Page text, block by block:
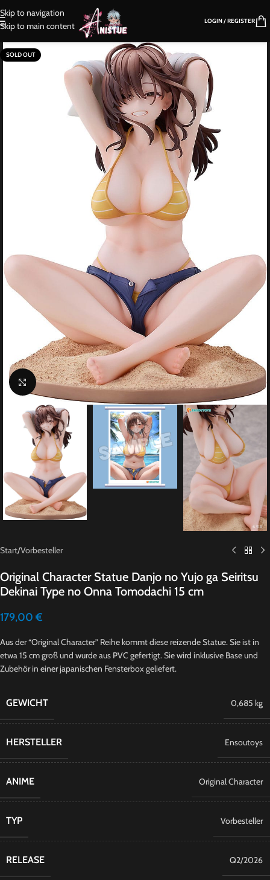
Skip to navigation
Skip to main content
LOGIN / REGISTER
SOLD OUT
Click to enlarge
Start/Vorbesteller
Original Character Statue Danjo no Yujo ga Seiritsu
Dekinai Type no Onna Tomodachi 15 cm
179,00 €
Aus der “Original Character” Reihe kommt diese reizende Statue. Sie ist in
etwa 15 cm groß und wurde aus PVC gefertigt. Sie wird inklusive Base und
Zubehör in einer japanischen Fensterbox geliefert.
GEWICHT 0,685 kg
HERSTELLER Ensoutoys
ANIME Original Character
TYP Vorbesteller
RELEASE Q2/2026